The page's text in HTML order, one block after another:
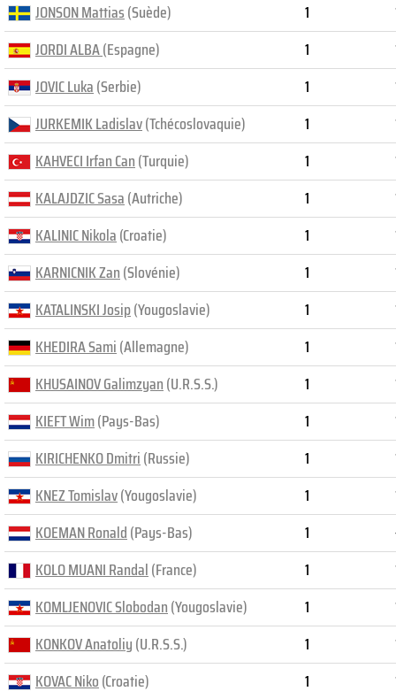
JONSON Mattias(Suède)
JORDI ALBA(Espagne)
JOVIC Luka(Serbie)
JURKEMIK Ladislav(Tchécoslovaquie)
KAHVECI Irfan Can(Turquie)
KALAJDZIC Sasa(Autriche)
KALINIC Nikola(Croatie)
KARNICNIK Zan(Slovénie)
KATALINSKI Josip(Yougoslavie)
KHEDIRA Sami(Allemagne)
KHUSAINOV Galimzyan(U.R.S.S.)
KIEFT Wim(Pays-Bas)
KIRICHENKO Dmitri(Russie)
KNEZ Tomislav(Yougoslavie)
KOEMAN Ronald(Pays-Bas)
KOLO MUANI Randal(France)
KOMLJENOVIC Slobodan(Yougoslavie)
KONKOV Anatoliy(U.R.S.S.)
KOVAC Niko(Croatie)
1
1
1
1
1
1
1
1
1
1
1
1
1
1
1
1
1
1
1